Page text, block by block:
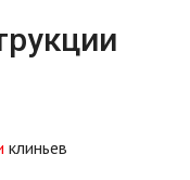
клиньев